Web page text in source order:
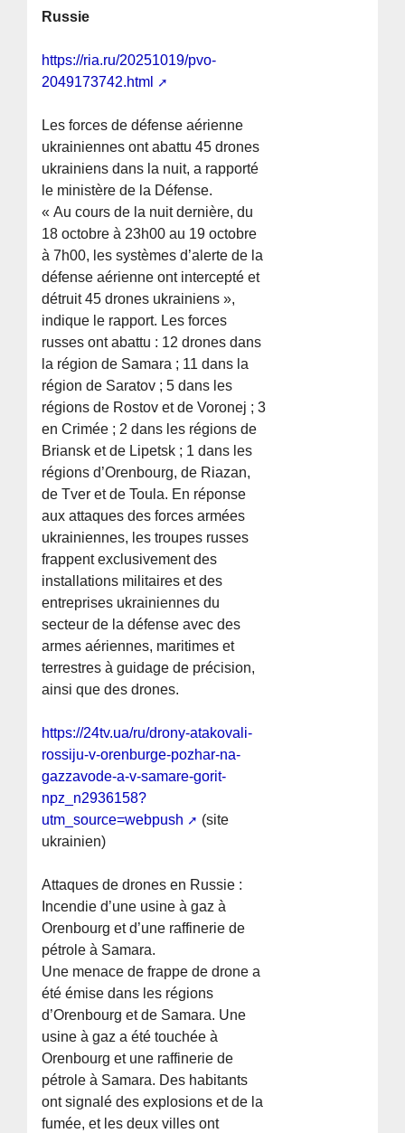
Russie
https://ria.ru/20251019/pvo-
2049173742.html
Les forces de défense aérienne
ukrainiennes ont abattu 45 drones
ukrainiens dans la nuit, a rapporté
le ministère de la Défense.
« Au cours de la nuit dernière, du
18 octobre à 23h00 au 19 octobre
à 7h00, les systèmes d’alerte de la
défense aérienne ont intercepté et
détruit 45 drones ukrainiens »,
indique le rapport. Les forces
russes ont abattu : 12 drones dans
la région de Samara ; 11 dans la
région de Saratov ; 5 dans les
régions de Rostov et de Voronej ; 3
en Crimée ; 2 dans les régions de
Briansk et de Lipetsk ; 1 dans les
régions d’Orenbourg, de Riazan,
de Tver et de Toula. En réponse
aux attaques des forces armées
ukrainiennes, les troupes russes
frappent exclusivement des
installations militaires et des
entreprises ukrainiennes du
secteur de la défense avec des
armes aériennes, maritimes et
terrestres à guidage de précision,
ainsi que des drones.
https://24tv.ua/ru/drony-atakovali-
rossiju-v-orenburge-pozhar-na-
gazzavode-a-v-samare-gorit-
npz_n2936158?
utm_source=webpush
(site
ukrainien)
Attaques de drones en Russie :
Incendie d’une usine à gaz à
Orenbourg et d’une raffinerie de
pétrole à Samara.
Une menace de frappe de drone a
été émise dans les régions
d’Orenbourg et de Samara. Une
usine à gaz a été touchée à
Orenbourg et une raffinerie de
pétrole à Samara. Des habitants
ont signalé des explosions et de la
fumée, et les deux villes ont